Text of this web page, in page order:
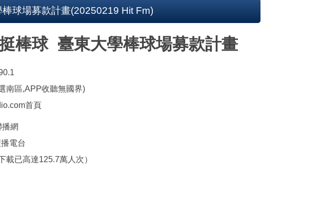
球場募款計畫(20250219 Hit Fm)
棒球 臺東大學棒球場募款計畫
南區,APP收聽無國界)
首頁
網
電台
載已高達125.7萬人次）